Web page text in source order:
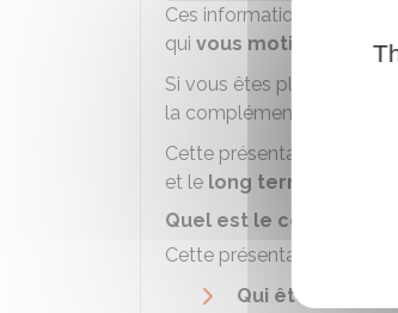
Ces informations doivent
qui vous motive , doncle
Si vous êtes plusieurs à
la complémentarité des
Cette présentation doit
et le long terme
Quel est le contenu du
Cette présentation doit
Qui êtes-vous